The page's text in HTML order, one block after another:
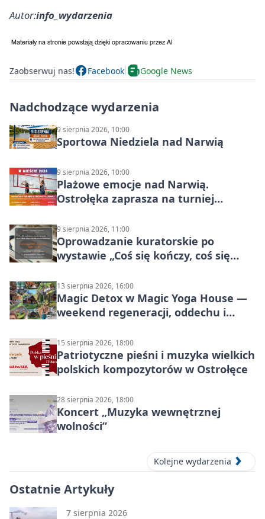
Autor:info_wydarzenia
Zaobserwuj nas! Facebook Google News
Nadchodzące wydarzenia
9 sierpnia 2026, 10:00
Sportowa Niedziela nad Narwią
9 sierpnia 2026, 10:00
Plażowe emocje nad Narwią.
Ostrołęka zaprasza na turniej
9 sierpnia 2026, 11:00
Oprowadzanie kuratorskie po
wystawie „Coś się kończy, coś się
Mazowsza do Korony”
13 sierpnia 2026, 16:00
Magic Detox w Magic Yoga House —
weekend regeneracji, oddechu i
15 sierpnia 2026, 18:00
Patriotyczne pieśni i muzyka wielkich
polskich kompozytorów w Ostrołęce
28 sierpnia 2026, 18:00
Koncert „Muzyka wewnętrznej
wolności”
Kolejne wydarzenia
Ostatnie Artykuły
7 sierpnia 2026